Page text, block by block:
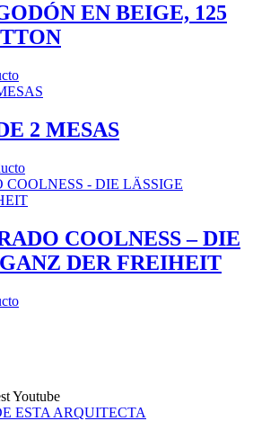
EN BEIGE, 125
2 MESAS
COOLNESS – DIE
DER FREIHEIT
Youtube
ESTA ARQUITECTA